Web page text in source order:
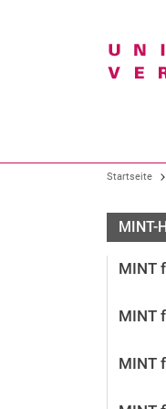
Unser Profil
Organisation
Fachbereiche und
Zentrale Einrichtungen
Studium im
Alle
Bachelor-Studiengänge
Lehramtsstudium
Studiengänge der
Neue Studienangebote
Forschung im
Forschungs-
Wissens- und
Startseite
MINT-
MINT
MINT
MINT